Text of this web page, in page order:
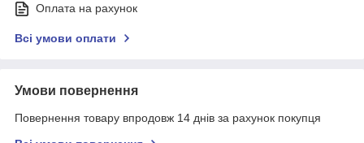
Оплата на рахунок
Всі умови оплати
Умови повернення
Повернення товару впродовж 14 днів за рахунок покупця